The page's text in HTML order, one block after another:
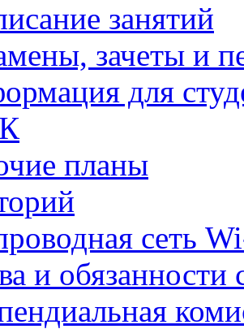
занятий
зачеты и
для
планы
сеть
и обязанности